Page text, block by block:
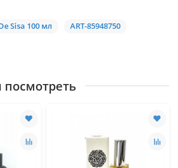
Sisa 100 мл
ART-85948750